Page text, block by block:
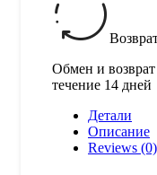
Обмен и возврат
течение 14 дней
Детали
Описание
Reviews (0)